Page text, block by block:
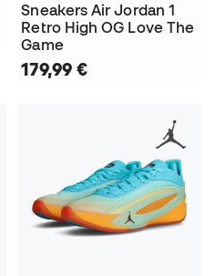
Sneakers Air Jordan 1
Retro High OG Love The
Game
179,99 €